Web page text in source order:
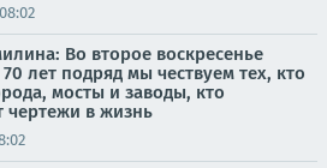
08:02
Во второе воскресенье
70 лет подряд мы чествуем тех, кто
мосты и заводы, кто
чертежи в жизнь